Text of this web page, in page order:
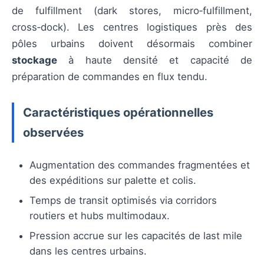
de fulfillment (dark stores, micro‑fulfillment,
cross‑dock). Les centres logistiques près des
pôles urbains doivent désormais combiner
stockage à haute densité et capacité de
préparation de commandes en flux tendu.
Caractéristiques opérationnelles
observées
Augmentation des commandes fragmentées et
des expéditions sur palette et colis.
Temps de transit optimisés via corridors
routiers et hubs multimodaux.
Pression accrue sur les capacités de last mile
dans les centres urbains.